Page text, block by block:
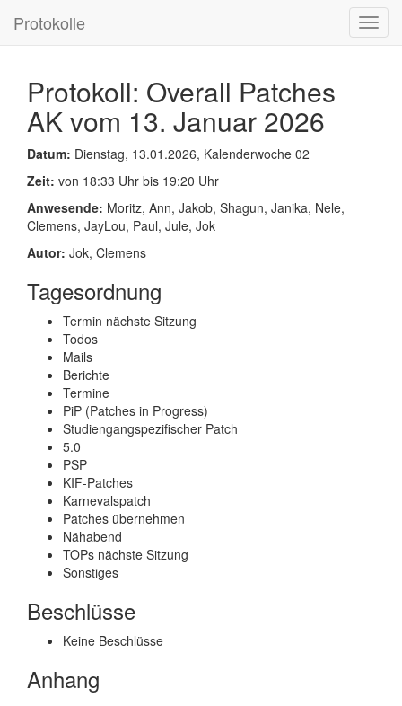
Protokolle
Protokoll: Overall Patches
AK vom 13. Januar 2026
Datum: Dienstag, 13.01.2026, Kalenderwoche 02
Zeit: von 18:33 Uhr bis 19:20 Uhr
Anwesende: Moritz, Ann, Jakob, Shagun, Janika, Nele,
Clemens, JayLou, Paul, Jule, Jok
Autor: Jok, Clemens
Tagesordnung
Termin nächste Sitzung
Todos
Mails
Berichte
Termine
PiP (Patches in Progress)
Studiengangspezifischer Patch
5.0
PSP
KIF-Patches
Karnevalspatch
Patches übernehmen
Nähabend
TOPs nächste Sitzung
Sonstiges
Beschlüsse
Keine Beschlüsse
Anhang